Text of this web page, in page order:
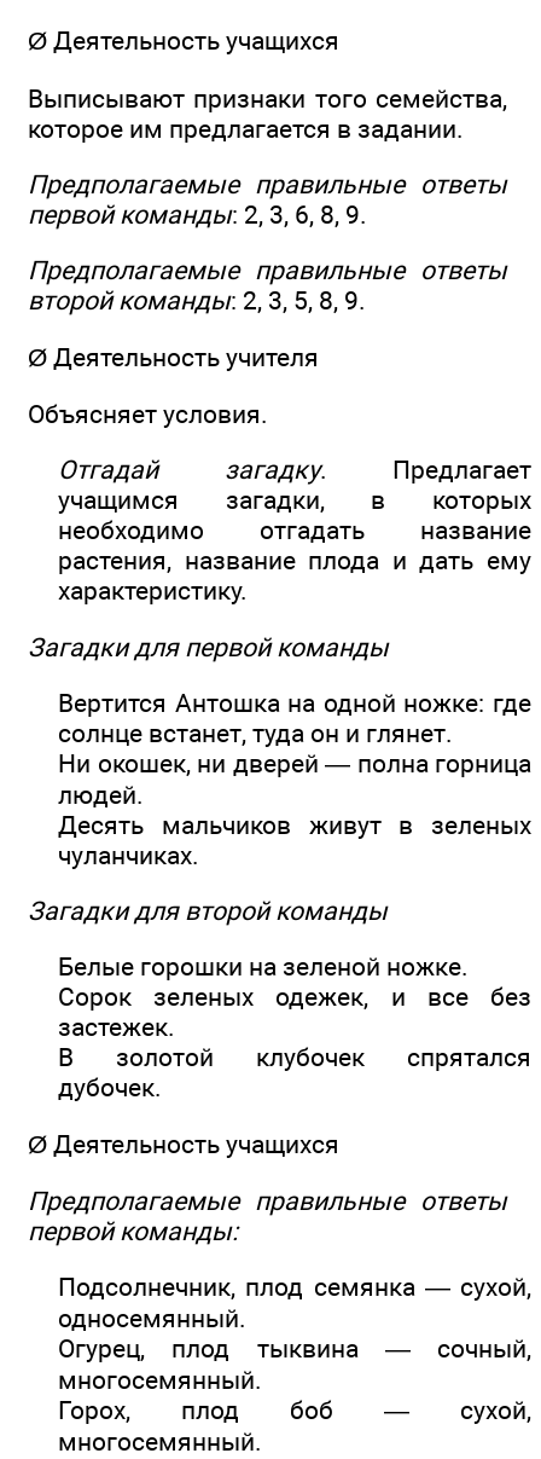
Ø Деятельность учащихся
Выписывают признаки того семейства,
которое им предлагается в задании.
Предполагаемые правильные ответы
первой команды: 2, 3, 6, 8, 9.
Предполагаемые правильные ответы
второй команды: 2, 3, 5, 8, 9.
Ø Деятельность учителя
Объясняет условия.
Отгадай загадку. Предлагает
учащимся загадки, в которых
необходимо отгадать название
растения, название плода и дать ему
характеристику.
Загадки для первой команды
Вертится Антошка на одной ножке: где
солнце встанет, туда он и глянет.
Ни окошек, ни дверей — полна горница
людей.
Десять мальчиков живут в зеленых
чуланчиках.
Загадки для второй команды
Белые горошки на зеленой ножке.
Сорок зеленых одежек, и все без
застежек.
В золотой клубочек спрятался
дубочек.
Ø Деятельность учащихся
Предполагаемые правильные ответы
первой команды:
Подсолнечник, плод семянка — сухой,
односемянный.
Огурец, плод тыквина — сочный,
многосемянный.
Горох, плод боб — сухой,
многосемянный.